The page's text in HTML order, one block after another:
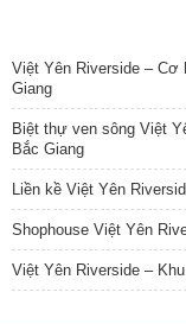
Việt Yên Riverside – Cơ
Giang
Biệt thự ven sông Việt
Bắc Giang
Liền kề Việt Yên
Shophouse Việt Yên
Việt Yên Riverside –